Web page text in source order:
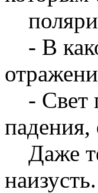
- В
- Свет
падения,
Даже